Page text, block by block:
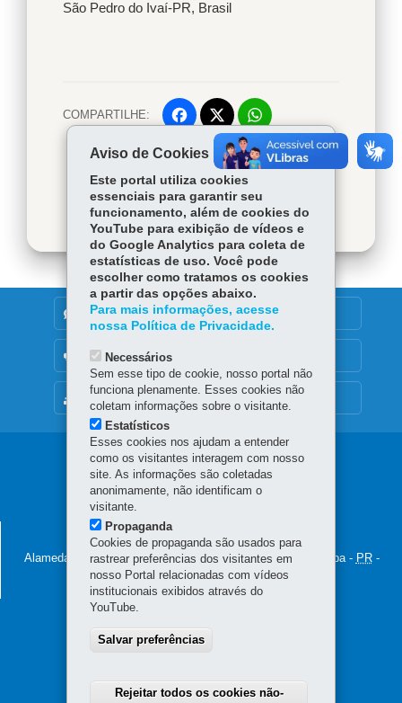
São Pedro do Ivaí-PR, Brasil
COMPARTILHE: Facebook
Twitter
Voltar Início Imprimir
Baixar
MAPA DO SITE
DENUNCIE CORRUPÇÃO
OUVIDORIA
Navegação
principal
SECRETARIA DO TURISMO
Alameda Júlia Costa, 64 - São Francisco 80410-070 Curitiba- PR-
Localize
(41) 3304-7087
Aviso de Cookies
Este portal utiliza cookies
essenciais para garantir seu
funcionamento, além de cookies do
YouTube para exibição de vídeos e
do Google Analytics para coleta de
estatísticas de uso. Você pode
escolher como tratamos os cookies
a partir das opções abaixo.
Para mais informações, acesse
nossa Política de Privacidade.
Necessários
Sem esse tipo de cookie, nosso portal não
funciona plenamente. Esses cookies não
coletam informações sobre o visitante.
Estatísticos
Esses cookies nos ajudam a entender
como os visitantes interagem com nosso
site. As informações são coletadas
anonimamente, não identificam o
visitante.
Propaganda
Cookies de propaganda são usados para
rastrear preferências dos visitantes em
nosso Portal relacionadas com vídeos
institucionais exibidos através do
YouTube.
Salvar preferências
Rejeitar todos os cookies não-